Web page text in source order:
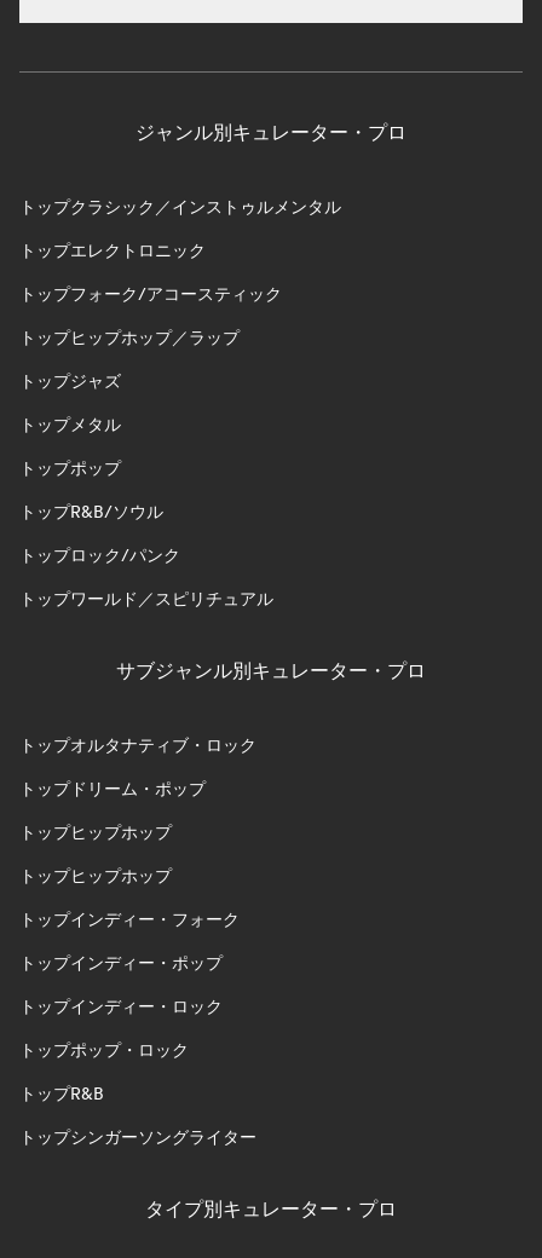
ジャンル別キュレーター・プロ
トップクラシック／インストゥルメンタル
トップエレクトロニック
トップフォーク/アコースティック
トップヒップホップ／ラップ
トップジャズ
トップメタル
トップポップ
トップR&B/ソウル
トップロック/パンク
トップワールド／スピリチュアル
サブジャンル別キュレーター・プロ
トップオルタナティブ・ロック
トップドリーム・ポップ
トップヒップホップ
トップヒップホップ
トップインディー・フォーク
トップインディー・ポップ
トップインディー・ロック
トップポップ・ロック
トップR&B
トップシンガーソングライター
タイプ別キュレーター・プロ